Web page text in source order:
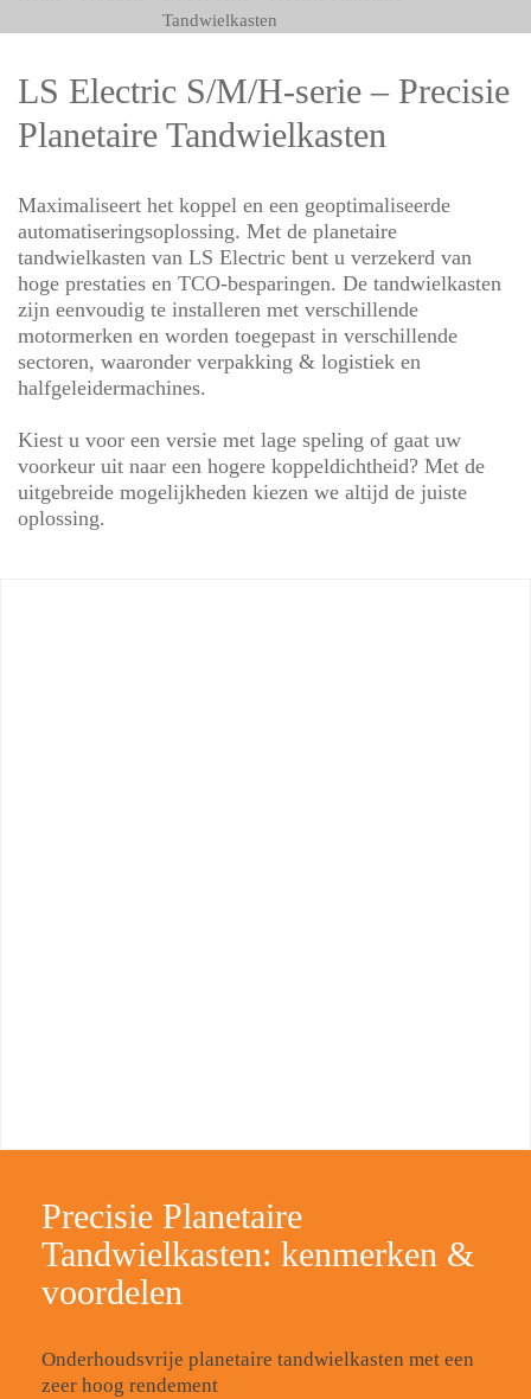
Tandwielkasten
LS Electric S/M/H-serie – Precisie
Planetaire Tandwielkasten
Maximaliseert het koppel en een geoptimaliseerde
automatiseringsoplossing. Met de planetaire
tandwielkasten van LS Electric bent u verzekerd van
hoge prestaties en TCO-besparingen. De tandwielkasten
zijn eenvoudig te installeren met verschillende
motormerken en worden toegepast in verschillende
sectoren, waaronder verpakking & logistiek en
halfgeleidermachines.
Kiest u voor een versie met lage speling of gaat uw
voorkeur uit naar een hogere koppeldichtheid? Met de
uitgebreide mogelijkheden kiezen we altijd de juiste
oplossing.
Precisie Planetaire
Tandwielkasten: kenmerken &
voordelen
Onderhoudsvrije planetaire tandwielkasten met een
zeer hoog rendement